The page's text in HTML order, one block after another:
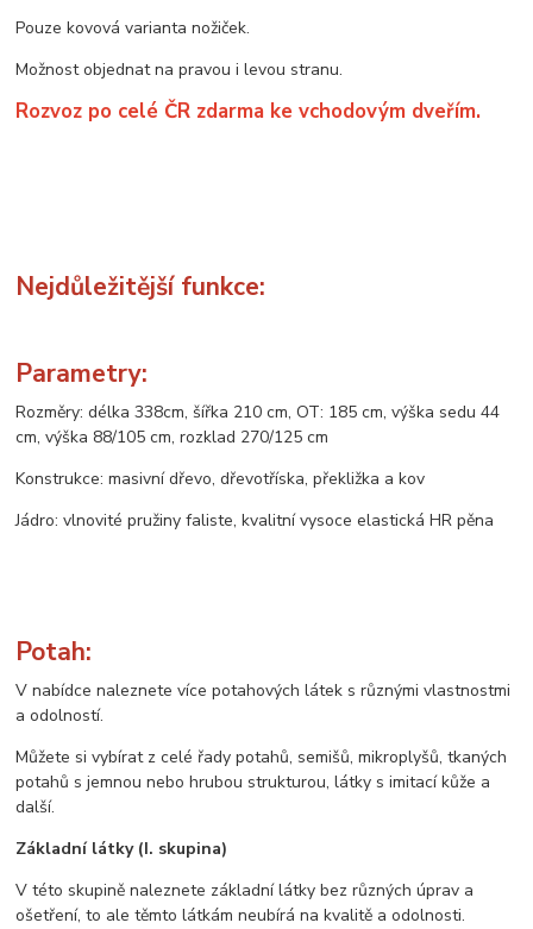
Pouze kovová varianta nožiček.
Možnost objednat na pravou i levou stranu.
Rozvoz po celé ČR zdarma ke vchodovým dveřím.
Nejdůležitější funkce:
Parametry:
Rozměry: délka 338cm, šířka 210 cm, OT: 185 cm, výška sedu 44
cm, výška 88/105 cm, rozklad 270/125 cm
Konstrukce: masivní dřevo, dřevotříska, překližka a kov
Jádro: vlnovité pružiny faliste, kvalitní vysoce elastická HR pěna
Potah:
V nabídce naleznete více potahových látek s různými vlastnostmi
a odolností.
Můžete si vybírat z celé řady potahů, semišů, mikroplyšů, tkaných
potahů s jemnou nebo hrubou strukturou, látky s imitací kůže a
další.
Základní látky (I. skupina)
V této skupině naleznete základní látky bez různých úprav a
ošetření, to ale těmto látkám neubírá na kvalitě a odolnosti.